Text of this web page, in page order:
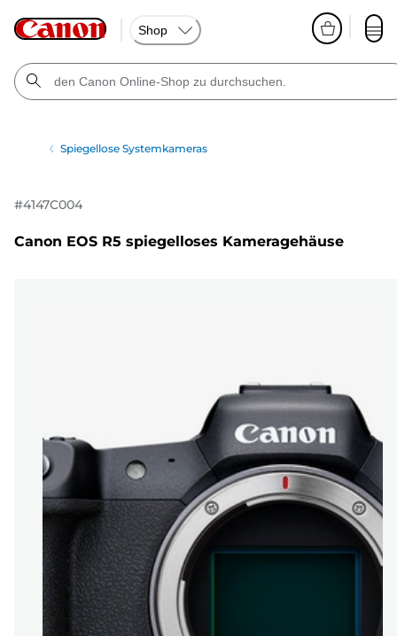
Shop
Spiegellose Systemkameras
#4147C004
Canon EOS R5 spiegelloses Kameragehäuse